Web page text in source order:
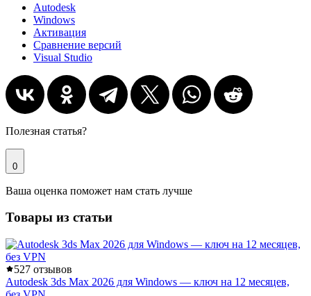
Autodesk
Windows
Активация
Сравнение версий
Visual Studio
Полезная статья?
0
Ваша оценка поможет нам стать лучше
Товары из статьи
527 отзывов
Autodesk 3ds Max 2026 для Windows — ключ на 12 месяцев,